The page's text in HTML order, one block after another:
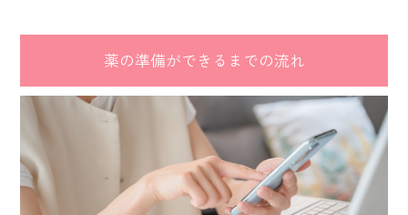
薬の準備ができるまでの流れ